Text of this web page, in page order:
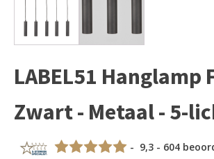
LABEL51 Hanglamp
Zwart - Metaal - 5-
- 9,3 - 604